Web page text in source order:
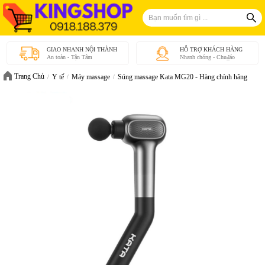
GIAO NHANH NỘI THÀNH
An toàn - Tận Tâm
HỖ TRỢ KHÁCH HÀNG
Nhanh chóng - Chu₫áo
Trang Chủ Y tế Máy massage Súng massage Kata MG20 - Hàng chính hãng